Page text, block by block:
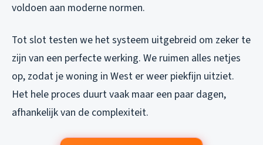
voldoen aan moderne normen.
Tot slot testen we het systeem uitgebreid om zeker te
zijn van een perfecte werking. We ruimen alles netjes
op, zodat je woning in West er weer piekfijn uitziet.
Het hele proces duurt vaak maar een paar dagen,
afhankelijk van de complexiteit.